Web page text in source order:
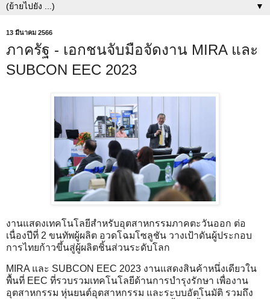
▼
13 มีนาคม 2566
ภาครัฐ - เอกชนจับมือจัดงาน MIRA และ
SUBCON EEC 2023
งานแสดงเทคโนโลยีสำหรับอุตสาหกรรมภาคตะวันออก ต่อ
เนื่องปีที่ 2 ขนทัพผู้ผลิต อวดโฉมโซลูชัน วางเป้าดันผู้ประกอบ
การไทยก้าวขึ้นสู่ผู้ผลิตชิ้นส่วนระดับโลก
MIRA และ SUBCON EEC 2023 งานแสดงสินค้าหนึ่งเดียวใน
พื้นที่ EEC ที่รวบรวมเทคโนโลยีด้านการบำรุงรักษา เพื่องาน
อุตสาหกรรม หุ่นยนต์อุตสาหกรรม และระบบอัตโนมัติ รวมถึง